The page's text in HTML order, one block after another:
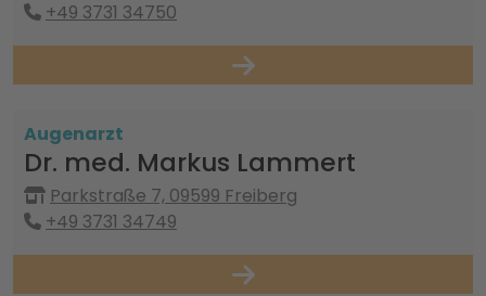
+49 3731 34750
Augenarzt
Dr. med. Markus Lammert
Parkstraße 7, 09599 Freiberg
+49 3731 34749